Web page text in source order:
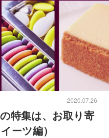
2020.07.26
特集は、お取り寄
ーツ編）